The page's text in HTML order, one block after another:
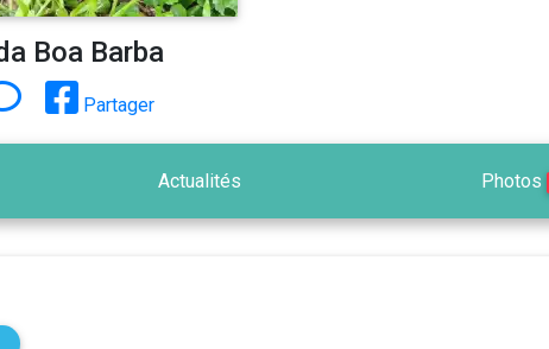
Boa Barba
Partager
Actualités Photos